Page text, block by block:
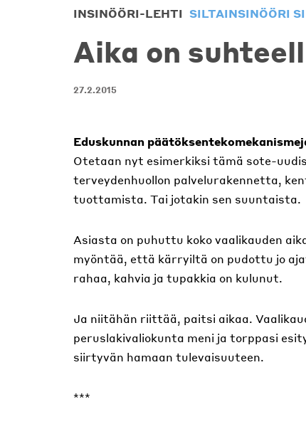
INSINÖÖRI-LEHTI SILTAINSINÖÖRI
Aika on
27.2.2015
Eduskunnan
Otetaan nyt esimerkiksi tämä sote-
terveydenhuollon palvelurakennetta,
tuottamista. Tai jotakin sen suuntaista.
Asiasta on puhuttu koko vaalikauden
myöntää, että kärryiltä on pudottu jo
rahaa, kahvia ja tupakkia on kulunut.
Ja niitähän riittää, paitsi aikaa.
peruslakivaliokunta meni ja torppasi
siirtyvän hamaan tulevaisuuteen.
***